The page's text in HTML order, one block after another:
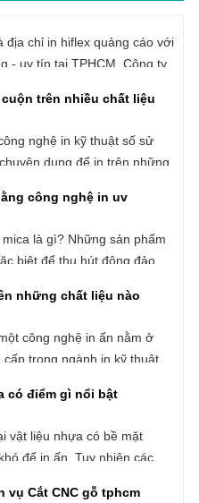
trên nhiều chất liệu
dụng để in trên những
công nghệ in uv
biệt để thu hút đông đảo
những chất liệu nào
trong ngành in kỹ thuật
lập tức bằng đèn UV.
của công nghệ in UV luôn
như độ bền của sản phẩm.
có điểm gì nổi bật
để in ấn. Tuy nhiên các
đạt chất lượng tốt, bản in
và lâu phai. Vậy in UV
vụ Cắt CNC gỗ tphcm
tphcm uy tín - giá tốt? Sài